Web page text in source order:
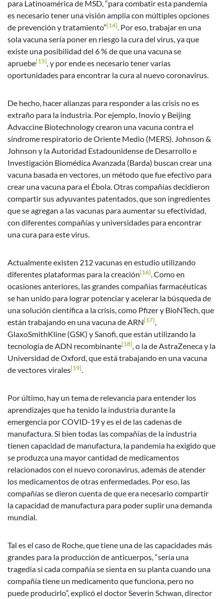
para Latinoamérica de MSD, “para combatir esta pandemia
es necesario tener una visión amplia con múltiples opciones
de prevención y tratamiento”[14] . Por eso, trabajar en una
sola vacuna sería poner en riesgo la cura del virus, ya que
existe una posibilidad del 6 % de que una vacuna se
apruebe[15] , y por ende es necesario tener varias
oportunidades para encontrar la cura al nuevo coronavirus.
De hecho, hacer alianzas para responder a las crisis no es
extraño para la industria. Por ejemplo, Inovio y Beijing
Advaccine Biotechnology crearon una vacuna contra el
síndrome respiratorio de Oriente Medio (MERS). Johnson &
Johnson y la Autoridad Estadounidense de Desarrollo e
Investigación Biomédica Avanzada (Barda) buscan crear una
vacuna basada en vectores, un método que fue efectivo para
crear una vacuna para el Ébola. Otras compañías decidieron
compartir sus adyuvantes patentados, que son ingredientes
que se agregan a las vacunas para aumentar su efectividad,
con diferentes compañías y universidades para encontrar
una cura para este virus.
Actualmente existen 212 vacunas en estudio utilizando
diferentes plataformas para la creación[16] . Como en
ocasiones anteriores, las grandes compañías farmacéuticas
se han unido para lograr potenciar y acelerar la búsqueda de
una solución científica a la crisis, como Pfizer y BioNTech, que
están trabajando en una vacuna de ARN[17]
GlaxoSmithKline (GSK) y Sanofi, que están utilizando la
tecnología de ADN recombinante[18] , o la de AstraZeneca y la
Universidad de Oxford, que está trabajando en una vacuna
de vectores virales[19]
Por último, hay un tema de relevancia para entender los
aprendizajes que ha tenido la industria durante la
emergencia por COVID-19 y es el de las cadenas de
manufactura. Si bien todas las compañías de la industria
tienen capacidad de manufactura, la pandemia ha exigido que
se produzca una mayor cantidad de medicamentos
relacionados con el nuevo coronavirus, además de atender
los medicamentos de otras enfermedades. Por eso, las
compañías se dieron cuenta de que era necesario compartir
la capacidad de manufactura para poder suplir una demanda
mundial.
Tal es el caso de Roche, que tiene una de las capacidades más
grandes para la producción de anticuerpos, “sería una
tragedia si cada compañía se sienta en su planta cuando una
compañía tiene un medicamento que funciona, pero no
puede producirlo”, explicó el doctor Severin Schwan, director